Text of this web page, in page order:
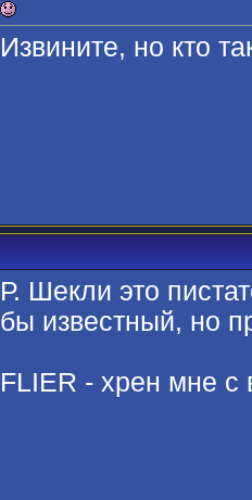
Извините, но кто
Р. Шекли это
бы известный, но
FLIER - хрен мне